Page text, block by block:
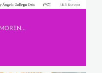
Secundaria, ADRIANA HERNÁNDEZ MORENO, ÁNGELA GALLEGO ORTS y ANA MARÍA FERNÁNDEZ MARTÍNEZ